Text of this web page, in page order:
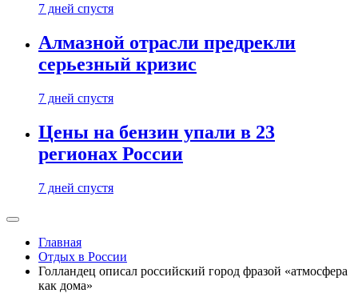
7 дней спустя
Алмазной отрасли предрекли
серьезный кризис
7 дней спустя
Цены на бензин упали в 23
регионах России
7 дней спустя
Главная
Отдых в России
Голландец описал российский город фразой «атмосфера
как дома»